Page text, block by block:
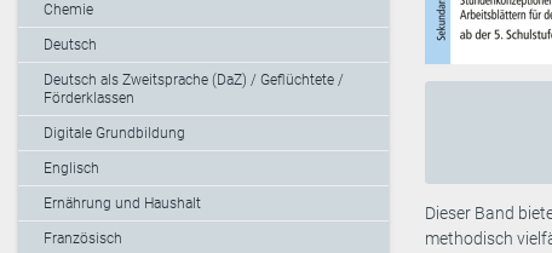
Chemie
Deutsch
Deutsch als Zweitsprache (DaZ) / Geflüchtete /
Förderklassen
Digitale Grundbildung
Englisch
Ernährung und Haushalt
Französisch
Dieser Band
methodisch